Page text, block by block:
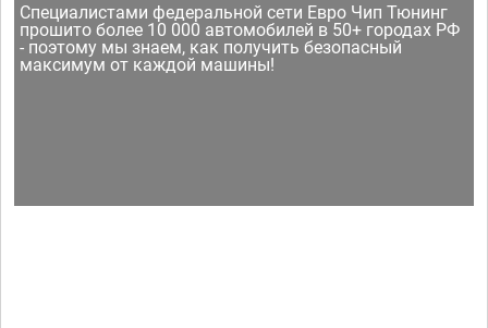
Специалистами федеральной сети Евро Чип Тюнинг
прошито более 10 000 автомобилей в 50+ городах РФ
- поэтому мы знаем, как получить безопасный
максимум от каждой машины!